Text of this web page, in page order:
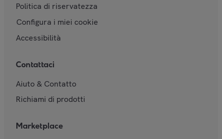
Politica di riservatezza
Configura i miei cookie
Accessibilità
Contattaci
Aiuto & Contatto
Richiami di prodotti
Marketplace